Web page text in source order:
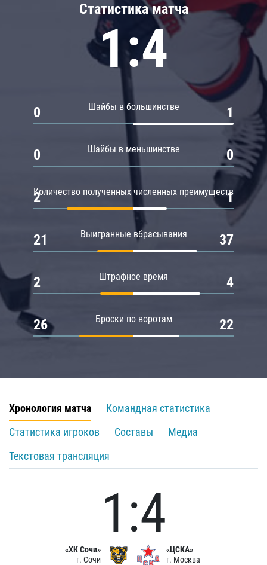
Статистика матча
1:4
Шайбы в большинстве
0 1
Шайбы в меньшинстве
0 0
Количество полученных численных преимуществ
2 1
Выигранные вбрасывания
21 37
Штрафное время
2 4
Броски по воротам
26 22
Хронология матча
Командная статистика
Статистика игроков
Составы
Медиа
Текстовая трансляция
«ХК Сочи»
г. Сочи
1:4
«ЦСКА»
г. Москва